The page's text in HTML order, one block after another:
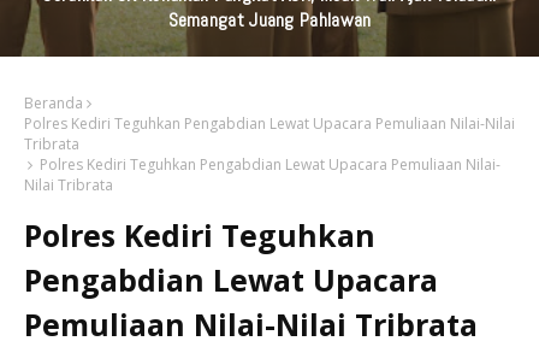
Budaya, Dan Disabilitas
Beranda
Polres Kediri Teguhkan Pengabdian Lewat Upacara Pemuliaan Nilai-Nilai
Tribrata
Polres Kediri Teguhkan Pengabdian Lewat Upacara Pemuliaan Nilai-
Nilai Tribrata
Polres Kediri Teguhkan
Pengabdian Lewat Upacara
Pemuliaan Nilai-Nilai Tribrata